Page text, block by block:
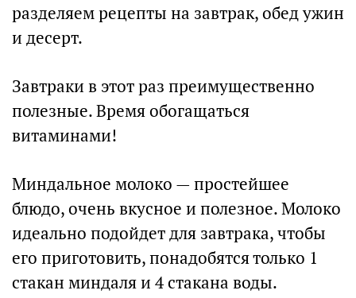
разделяем рецепты на завтрак, обед ужин
и десерт.
Завтраки в этот раз преимущественно
полезные. Время обогащаться
витаминами!
Миндальное молоко — простейшее
блюдо, очень вкусное и полезное. Молоко
идеально подойдет для завтрака, чтобы
его приготовить, понадобятся только 1
стакан миндаля и 4 стакана воды.